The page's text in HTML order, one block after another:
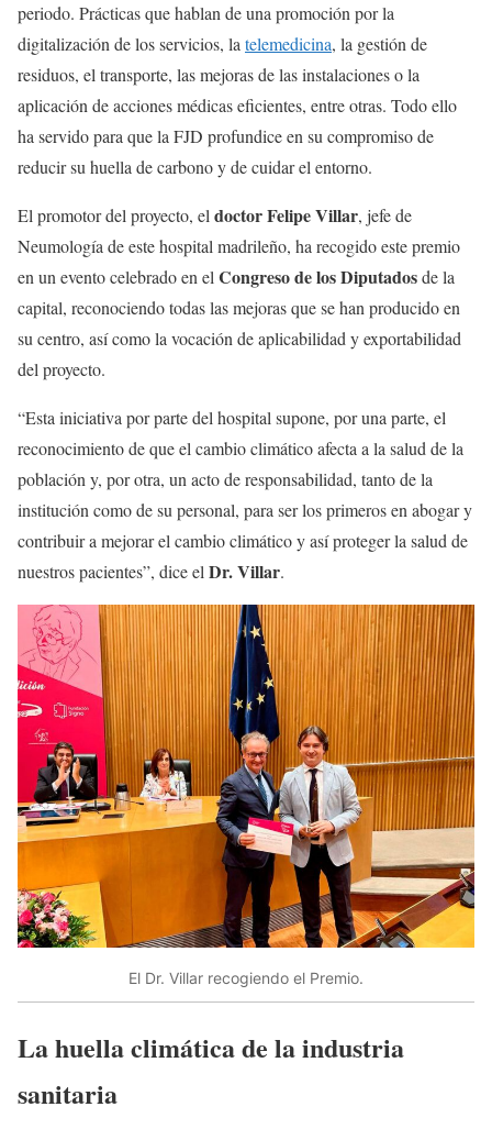
periodo. Prácticas que hablan de una promoción por la
digitalización de los servicios, la telemedicina, la gestión de
residuos, el transporte, las mejoras de las instalaciones o la
aplicación de acciones médicas eficientes, entre otras. Todo ello
ha servido para que la FJD profundice en su compromiso de
reducir su huella de carbono y de cuidar el entorno.
El promotor del proyecto, el doctor Felipe Villar, jefe de
Neumología de este hospital madrileño, ha recogido este premio
en un evento celebrado en el Congreso de los Diputadosde la
capital, reconociendo todas las mejoras que se han producido en
su centro, así como la vocación de aplicabilidad y exportabilidad
del proyecto.
“Esta iniciativa por parte del hospital supone, por una parte, el
reconocimiento de que el cambio climático afecta a la salud de la
población y, por otra, un acto de responsabilidad, tanto de la
institución como de su personal, para ser los primeros en abogar y
contribuir a mejorar el cambio climático y así proteger la salud de
nuestros pacientes”, dice el Dr. Villar.
El Dr. Villar recogiendo el Premio.
La huella climática de la industria
sanitaria